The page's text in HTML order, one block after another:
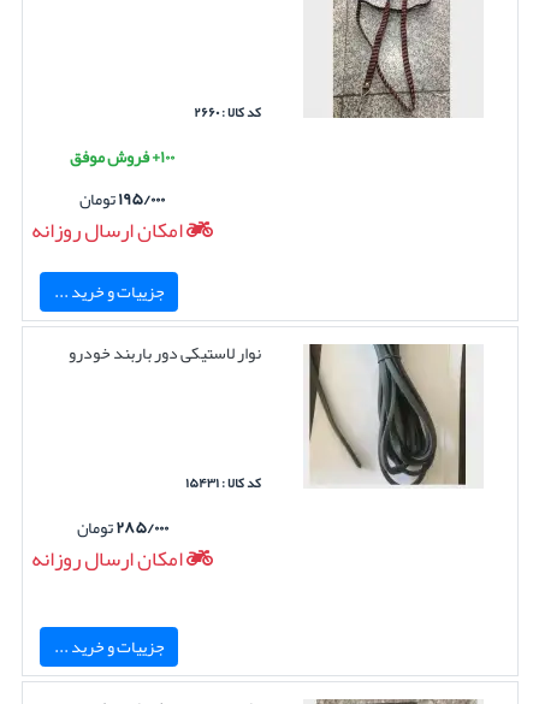
کد کالا : ۲۶۶۰
۱۰۰+ فروش موفق
۱۹۵/۰۰۰تومان
امکان ارسال روزانه
جزییات و خرید ...
نوار لاستیکی دور باربند خودرو
کد کالا : ۱۵۴۳۱
۲۸۵/۰۰۰تومان
امکان ارسال روزانه
جزییات و خرید ...